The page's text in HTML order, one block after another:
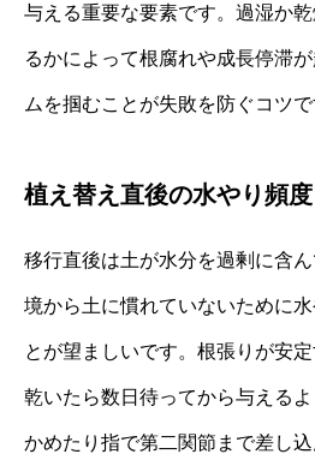
与える重要な要素です。過湿か
るかによって根腐れや成長停滞
ムを掴むことが失敗を防ぐコツで
植え替え直後の水やり頻
移行直後は土が水分を過剰に含
境から土に慣れていないために
とが望ましいです。根張りが安
乾いたら数日待ってから与える
かめたり指で第二関節まで差し